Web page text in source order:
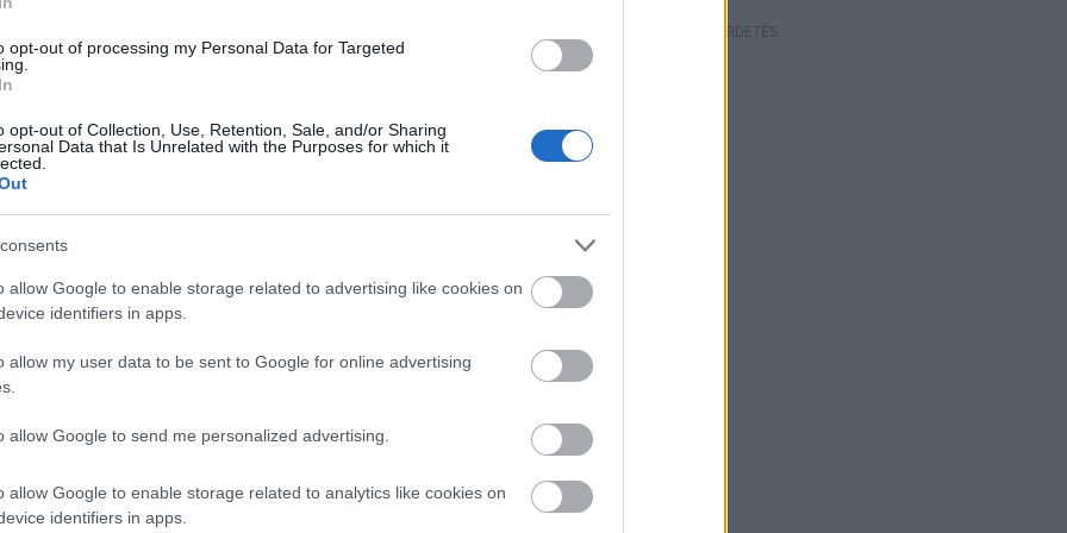
opt-out of processing my Personal Data for Targeted
opt-out of Collection, Use, Retention, Sale, and/or Sharing
Data that Is Unrelated with the Purposes for which it
allow Google to enable storage related to advertising like cookies on
identifiers in apps.
allow my user data to be sent to Google for online advertising
allow Google to send me personalized advertising.
allow Google to enable storage related to analytics like cookies on
identifiers in apps.
hat iskolát újítottak fel több mint 110 millió
a pincehelyi iskola mellett dalmandi, hőgyészi és
Helyi hírek
HIRDETÉS